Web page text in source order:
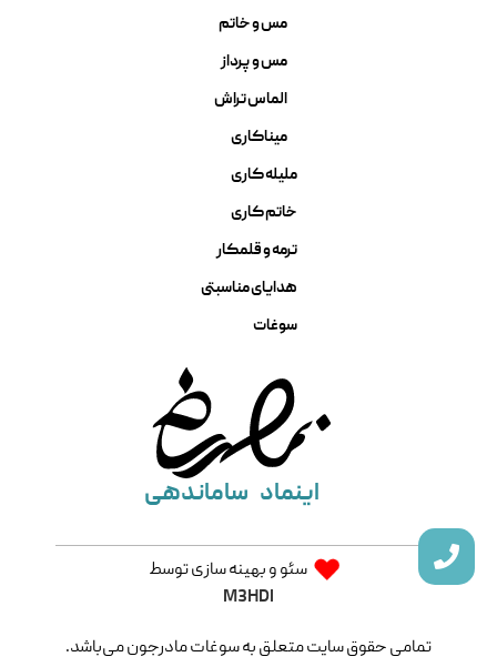
مس و خاتم
مس و پرداز
الماس تراش
میناکاری
ملیله کاری
خاتم کاری
ترمه و قلمکار
هدایای مناسبتی
سوغات
اینماد ساماندهی
سئو و بهینه سازی توسط
M3HDI
تمامی حقوق سایت متعلق به سوغات مادرجون می‌باشد.